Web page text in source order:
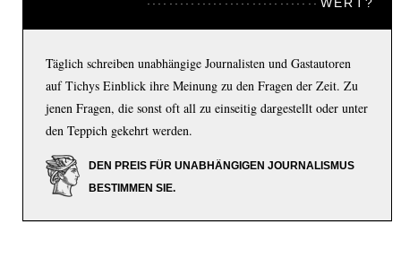
Täglich schreiben unabhängige Journalisten und Gastautoren
auf Tichys Einblick ihre Meinung zu den Fragen der Zeit. Zu
jenen Fragen, die sonst oft all zu einseitig dargestellt oder unter
den Teppich gekehrt werden.
DEN PREIS FÜR UNABHÄNGIGEN JOURNALISMUS
BESTIMMEN SIE.